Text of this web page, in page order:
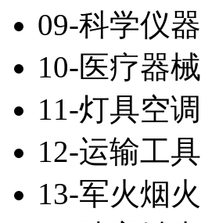
09-科学仪器
10-医疗器械
11-灯具空调
12-运输工具
13-军火烟火